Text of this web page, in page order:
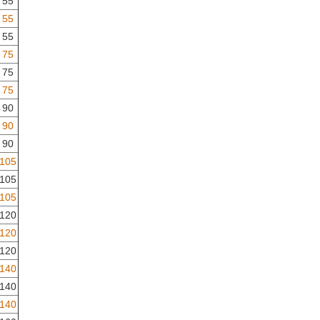
55
55
75
75
75
90
90
90
105
105
105
120
120
120
140
140
140